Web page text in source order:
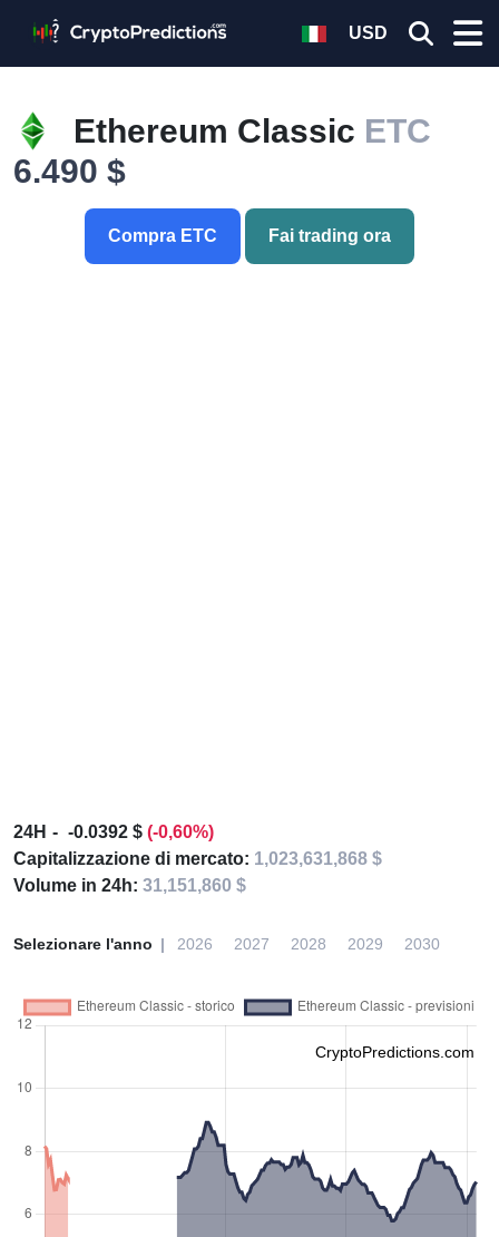
USD
Ethereum Classic ETC
6.490 $
Compra ETC Fai trading ora
24H -0.0392 $ (-0,60%)
Capitalizzazione di mercato: 1,023,631,868 $
Volume in 24h: 31,151,860 $
Selezionare l'anno 2026 2027 2028 2029 2030
CryptoPredictions.com